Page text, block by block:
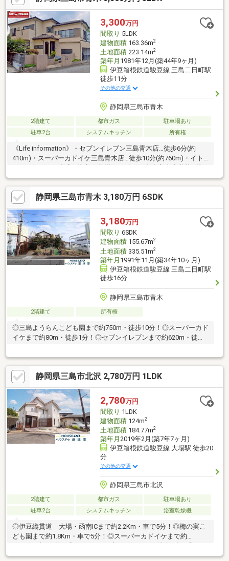
3,300万円
間取り 5LDK
建物面積163.36m2
土地面積223.14m2
築年月 1981年12月(築44年9ヶ月)
伊豆箱根鉄道駿豆線 三島二日町駅
徒歩11分
その他の交通
静岡県三島市青木
2階建て 都市ガス
駐車場あり
駐車2台
システムキッチン 所有権
《Life information》・セブンイレブン三島青木店…徒歩6分(約
410m)・スーパーカドイケ三島青木店…徒歩10分(約760m)・イト
歩11分(約820m)・三島市立南中学校…徒歩10分(約790m)■三島市
自主運行バス『藤代公園』停より徒歩約4分■南小・南中■契約不
適合責任：免責■現況渡し■前面道路に下水道配管あり
静岡県三島市青木 3,180万円 6SDK
3,180万円
間取り 6SDK
建物面積155.67m2
土地面積335.51m2
築年月 1991年11月(築34年10ヶ月)
伊豆箱根鉄道駿豆線 三島二日町駅
徒歩16分
静岡県三島市青木
2階建て 所有権
◎三島ようらんこども園まで約750m・徒歩10分！◎スーパーカド
イケまで約80m・徒歩1分！◎セブンイレブンまで約620m・徒歩8
360m・徒歩5分！※設備の内容・状況等は現況を優先致します。
静岡県三島市北沢 2,780万円 1LDK
2,780万円
間取り 1LDK
建物面積124m2
土地面積184.77m2
築年月 2019年2月(築7年7ヶ月)
伊豆箱根鉄道駿豆線 大場駅 徒歩20
分
その他の交通
静岡県三島市北沢
2階建て 都市ガス
駐車場あり
駐車2台
システムキッチン 浴室乾燥機
◎伊豆縦貫道 大場・函南ICまで約2.2Km・車で5分！◎梅の実こ
ども園まで約1.8Km・車で5分！◎スーパーカドイケまで約
エイトまで約1.9Km・車で5分！◎公園まで約190m・徒歩3分！※